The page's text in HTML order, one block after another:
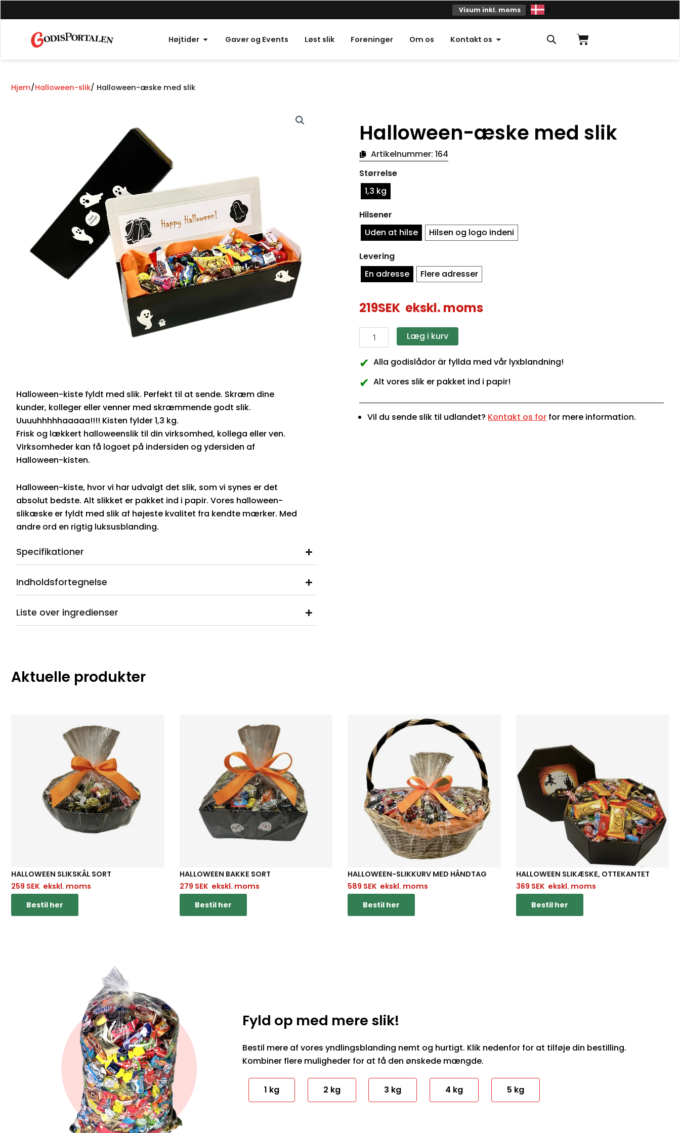
til
Visum inkl. moms
Højtider Åbne Højtider
Gaver og Events Løst slik Foreninger Om os Kontakt os Åben kontakt Indkøbskurv
Hjem/Halloween-slik/ Halloween-æske med slik
Halloween-kiste fyldt med slik. Perfekt til at sende. Skræm dine
kunder, kolleger eller venner med skræmmende godt slik.
Uuuuhhhhhaaaaa!!!! Kisten fylder 1,3 kg.
Frisk og lækkert halloweenslik til din virksomhed, kollega eller ven.
Virksomheder kan få logoet på indersiden og ydersiden af
Halloween-kisten.
Halloween-kiste, hvor vi har udvalgt det slik, som vi synes er det
absolut bedste. Alt slikket er pakket ind i papir. Vores halloween-
slikæske er fyldt med slik af højeste kvalitet fra kendte mærker. Med
andre ord en rigtig luksusblanding.
Specifikationer
Indholdsfortegnelse
Liste over ingredienser
Halloween-æske med slik
Artikelnummer: 164
Størrelse
1,3 kg
Hilsener
Uden at hilse
Hilsen og logo indeni
Levering
En adresse
Flere adresser
219SEK ekskl. moms
æske
med
slik
Læg i kurv
✔ Alla godislådor är fyllda med vår lyxblandning!
✔ Alt vores slik er pakket ind i papir!
Vil du sende slik til udlandet? Kontakt os for for mere information.
Aktuelle produkter
HALLOWEEN SLIKSKÅL SORT
259 SEK ekskl. moms
Bestil her
HALLOWEEN BAKKE SORT
279 SEK ekskl. moms
Bestil her
HALLOWEEN-SLIKKURV MED HÅNDTAG
589 SEK ekskl. moms
Bestil her
HALLOWEEN SLIKÆSKE, OTTEKANTET
369 SEK ekskl. moms
Bestil her
Fyld op med mere slik!
Bestil mere af vores yndlingsblanding nemt og hurtigt. Klik nedenfor for at tilføje din bestilling.
Kombiner flere muligheder for at få den ønskede mængde.
1 kg 2 kg 3 kg 4 kg 5 kg